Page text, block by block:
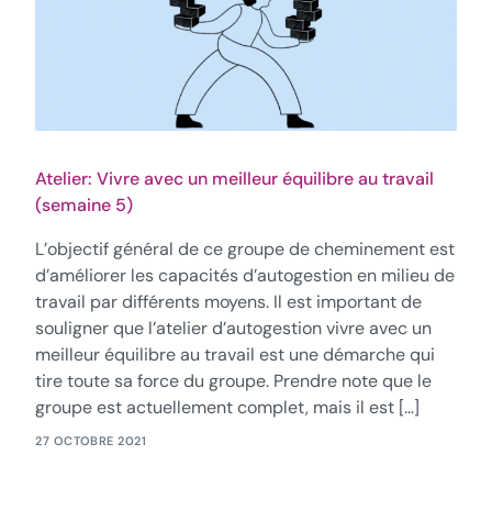
Atelier: Vivre avec un meilleur équilibre au travail
(semaine 5)
L’objectif général de ce groupe de cheminement est
d’améliorer les capacités d’autogestion en milieu de
travail par différents moyens. Il est important de
souligner que l’atelier d’autogestion vivre avec un
meilleur équilibre au travail est une démarche qui
tire toute sa force du groupe. Prendre note que le
groupe est actuellement complet, mais il est […]
27 OCTOBRE 2021